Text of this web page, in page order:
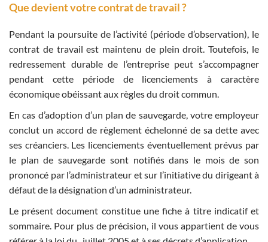
Que devient votre contrat de travail ?
Pendant la poursuite de l’activité (période d’observation), le
contrat de travail est maintenu de plein droit. Toutefois, le
redressement durable de l’entreprise peut s’accompagner
pendant cette période de licenciements à caractère
économique obéissant aux règles du droit commun.
En cas d’adoption d’un plan de sauvegarde, votre employeur
conclut un accord de règlement échelonné de sa dette avec
ses créanciers. Les licenciements éventuellement prévus par
le plan de sauvegarde sont notifiés dans le mois de son
prononcé par l’administrateur et sur l’initiative du dirigeant à
défaut de la désignation d’un administrateur.
Le présent document constitue une fiche à titre indicatif et
sommaire. Pour plus de précision, il vous appartient de vous